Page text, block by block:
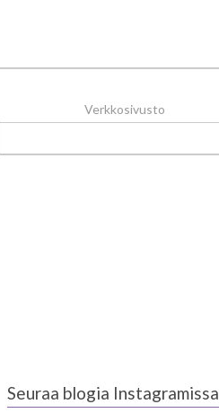
Verkkosivusto
Seuraa blogia Instagramissa